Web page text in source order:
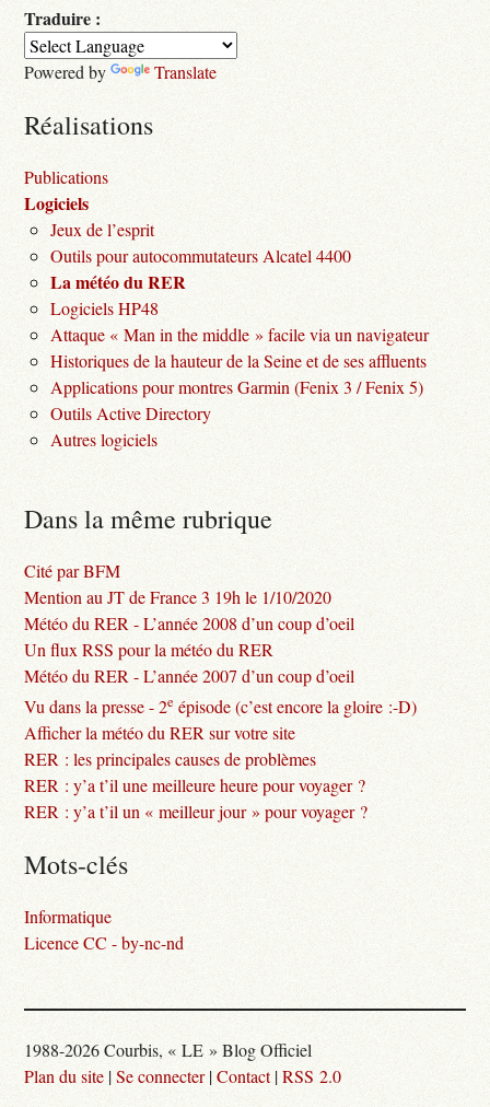
Traduire :
Powered by Translate
Réalisations
Publications
Logiciels
Jeux de l’esprit
Outils pour autocommutateurs Alcatel 4400
La météo du RER
Logiciels HP48
Attaque « Man in the middle » facile via un navigateur
Historiques de la hauteur de la Seine et de ses affluents
Applications pour montres Garmin (Fenix 3 / Fenix 5)
Outils Active Directory
Autres logiciels
Dans la même rubrique
Cité par BFM
Mention au JT de France 3 19h le 1/10/2020
Météo du RER - L’année 2008 d’un coup d’oeil
Un flux RSS pour la météo du RER
Météo du RER - L’année 2007 d’un coup d’oeil
Vu dans la presse - 2e épisode (c’est encore la gloire :-D)
Afficher la météo du RER sur votre site
RER : les principales causes de problèmes
RER : y’a t’il une meilleure heure pour voyager ?
RER : y’a t’il un « meilleur jour » pour voyager ?
Mots-clés
Informatique
Licence CC - by-nc-nd
1988-2026 Courbis, « LE » Blog Officiel
Plan du site |Se connecter|Contact|RSS 2.0